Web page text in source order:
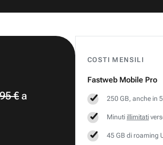
COSTI MENSILI
Fastweb Mobile Pro
250 GB, anche in
Minuti illimitati
45 GB di roaming
€a